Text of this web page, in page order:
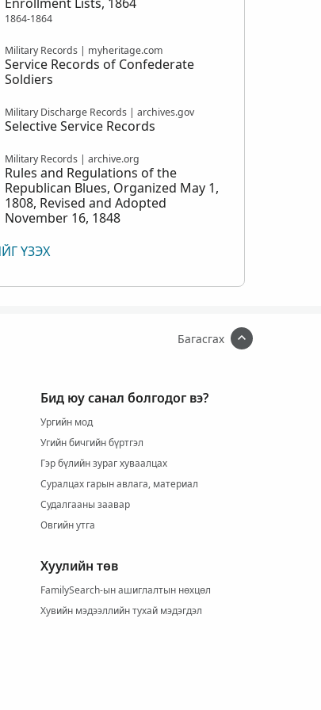
1864-1864
Military Records | myheritage.com
Service Records of Confederate
Soldiers
Military Discharge Records | archives.gov
Selective Service Records
Military Records | archive.org
Rules and Regulations of the
Republican Blues, Organized May 1,
1808, Revised and Adopted
November 16, 1848
ҮЗЭХ
Багасгах
Бид юу санал болгодог вэ?
Ургийн мод
Угийн бичгийн бүртгэл
Гэр бүлийн зураг хуваалцах
Суралцах гарын авлага, материал
Судалгааны заавар
Овгийн утга
Хуулийн төв
FamilySearch-ын ашиглалтын нөхцөл
Хувийн мэдээллийн тухай мэдэгдэл